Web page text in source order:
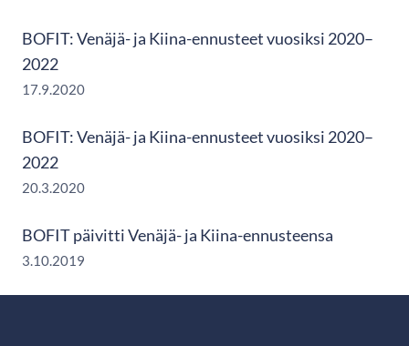
BOFIT: Venäjä- ja Kiina-ennusteet vuosiksi 2020–
2022
17.9.2020
BOFIT: Venäjä- ja Kiina-ennusteet vuosiksi 2020–
2022
20.3.2020
BOFIT päivitti Venäjä- ja Kiina-ennusteensa
3.10.2019